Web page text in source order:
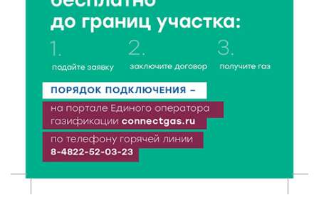
7 Авг 2026 22:32 316
Сотрудники УФСИН по Тверской области
поддержали Всероссийскую акцию ко Дню
физкультурника
7 Авг 2026 22:02 313
Новые правила РЖД: пассажиров начнут
информировать об изменениях маршрута в
цифровом формате